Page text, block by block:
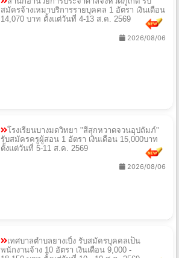
สมัครจ้างเหมาบริการรายบุคคล 1 อัตรา เงินเดือน
14,070 บาท ตั้งแต่วันที่ 4-13 ส.ค. 2569
2026/08/06
โรงเรียนบางมดวิทยา "สีสุกหวาดจวนอุปถัมภ์"
รับสมัครครูผู้สอน 1 อัตรา เงินเดือน 15,000บาท
ตั้งแต่วันที่ 5-11 ส.ค. 2569
2026/08/06
เทศบาลตำบลยางเบิ้ง รับสมัครบุคคลเป็น
พนักงานจ้าง 10 อัตรา เงินเดือน 9,000 -